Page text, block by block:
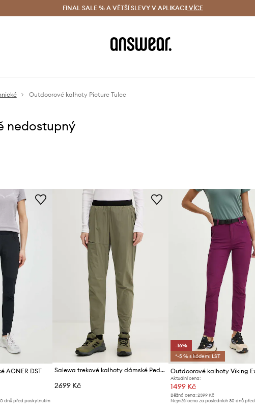
a vrácení zdarma (od 1800 Kč) Doručení i do 24 h
FINAL SALE % A VĚTŠÍ SLEVY V APLIKACI! VÍCE
Outdoorové kalhoty Picture Tulee
nedostupný
AGNER DST
dnů před poskytnutím
Salewa trekové kalhoty dámské Pedroc 3
2699 Kč
-16%
*-5 % s kódem: LST
Outdoorové kalhoty Viking
Aktuální cena:
1499 Kč
Běžná cena: 2399 Kč
Nejnižší cena za posledních 30 dnů